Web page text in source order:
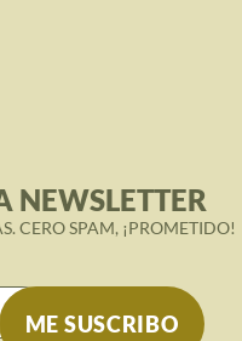
NEWSLETTER
CERO SPAM, ¡PROMETIDO!